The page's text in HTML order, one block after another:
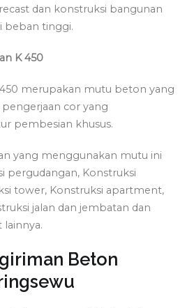
dan konstruksi bangunan
beban tinggi.
K 450
merupakan mutu beton yang
cor yang
pembesian khusus.
yang menggunakan mutu ini
pergudangan, Konstruksi
tower, Konstruksi apartment,
jalan dan jembatan dan
Beton